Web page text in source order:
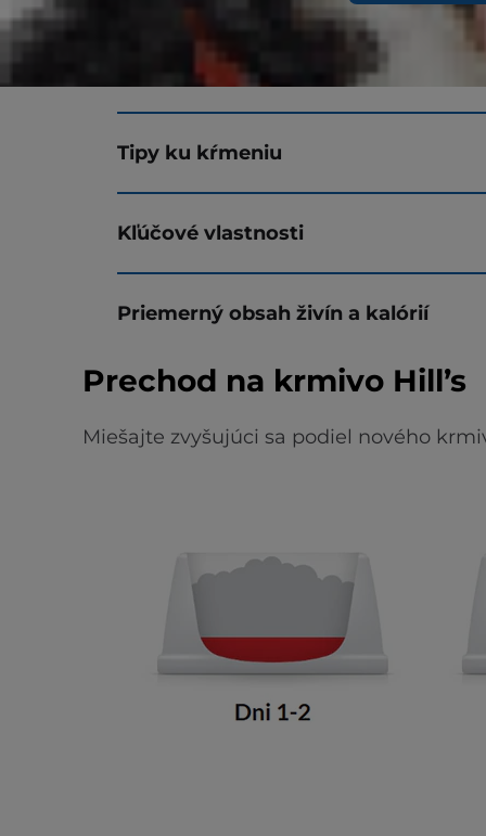
Ingrediencie
Tipy ku kŕmeniu
Kľúčové vlastnosti
Priemerný obsah živín a kalórií
Prechod na krmivo Hill’s
Miešajte zvyšujúci sa podiel nového